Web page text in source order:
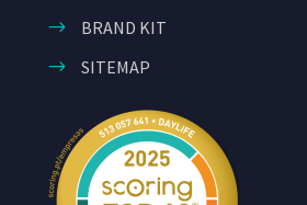
BRAND KIT
SITEMAP